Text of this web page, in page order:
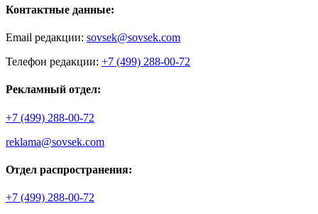
Контактные данные:
Email редакции: sovsek@sovsek.com
Телефон редакции: +7 (499) 288-00-72
Рекламный отдел:
+7 (499) 288-00-72
reklama@sovsek.com
Отдел распространения:
+7 (499) 288-00-72